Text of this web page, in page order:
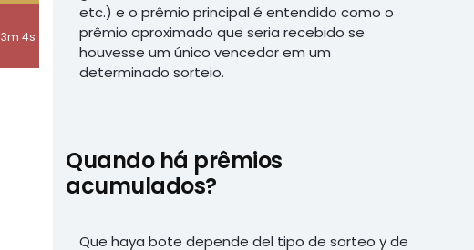
4s
etc.) e o prêmio principal é entendido como o
prêmio aproximado que seria recebido se
houvesse um único vencedor em um
determinado sorteio.
Quando há prêmios
acumulados?
Que haya bote depende del tipo de sorteo y de